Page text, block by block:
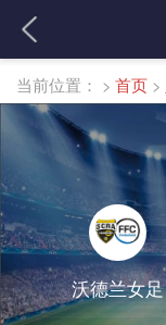
当前位置： > 首页 >
沃德兰女足